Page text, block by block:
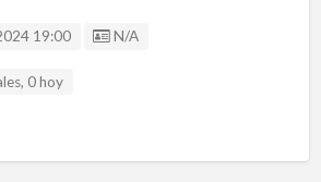
19:00 Listing ID
N/A
0 hoy